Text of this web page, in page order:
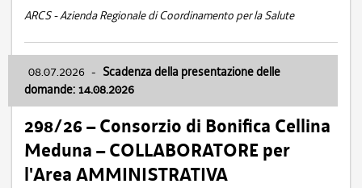
ARCS - Azienda Regionale di Coordinamento per la Salute
08.07.2026 - Scadenza della presentazione delle
domande: 14.08.2026
298/26 – Consorzio di Bonifica Cellina
Meduna – COLLABORATORE per
l'Area AMMINISTRATIVA